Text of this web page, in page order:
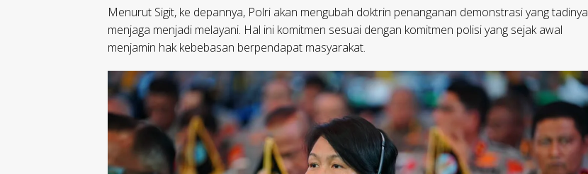
Menurut Sigit, ke depannya, Polri akan mengubah doktrin penanganan demonstrasi yang tadinya
menjaga menjadi melayani. Hal ini komitmen sesuai dengan komitmen polisi yang sejak awal
menjamin hak kebebasan berpendapat masyarakat.